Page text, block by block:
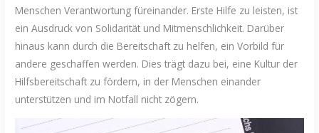
Menschen Verantwortung füreinander. Erste Hilfe zu leisten, ist
ein Ausdruck von Solidarität und Mitmenschlichkeit. Darüber
hinaus kann durch die Bereitschaft zu helfen, ein Vorbild für
andere geschaffen werden. Dies trägt dazu bei, eine Kultur der
Hilfsbereitschaft zu fördern, in der Menschen einander
unterstützen und im Notfall nicht zögern.